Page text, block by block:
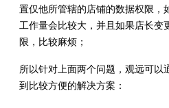
置仅他所管辖的店铺的数据权限，
工作量会比较大，并且如果店长变
限，比较麻烦；
所以针对上面两个问题，观远可以
到比较方便的解决方案：